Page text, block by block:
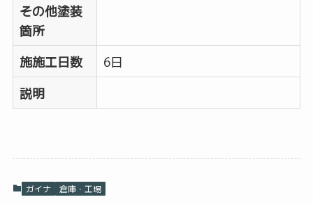
その他塗装
箇所
施施工日数
6日
説明
ガイナ 倉庫・工場